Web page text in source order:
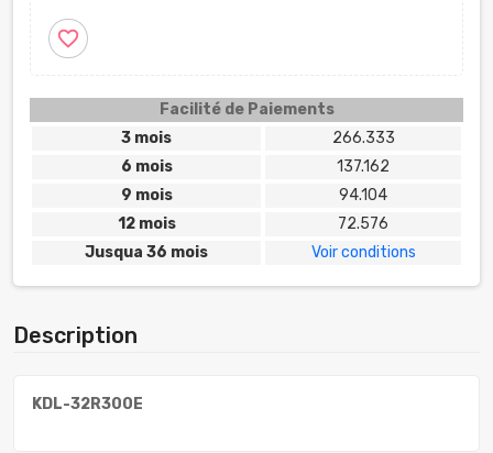
favorite_border
Facilité de Paiements
3 mois
266.333
6 mois
137.162
9 mois
94.104
12 mois
72.576
Jusqua 36 mois
Voir conditions
Description
KDL-32R300E